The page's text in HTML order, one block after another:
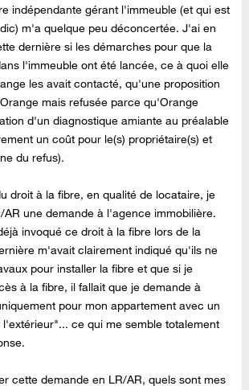
indépendante gérant l'immeuble (et qui est
m'a quelque peu déconcertée. J'ai en
dernière si les démarches pour que la
l'immeuble ont été lancée, ce à quoi elle
les avait contacté, qu'une proposition
mais refusée parce qu'Orange
d'un diagnostique amiante au préalable
un coût pour le(s) propriétaire(s) et
du refus).
droit à la fibre, en qualité de locataire, je
AR une demande à l'agence immobilière.
invoqué ce droit à la fibre lors de la
m'avait clairement indiqué qu'ils ne
pour installer la fibre et que si je
à la fibre, il fallait que je demande à
pour mon appartement avec un
ce qui me semble totalement
cette demande en LR/AR, quels sont mes